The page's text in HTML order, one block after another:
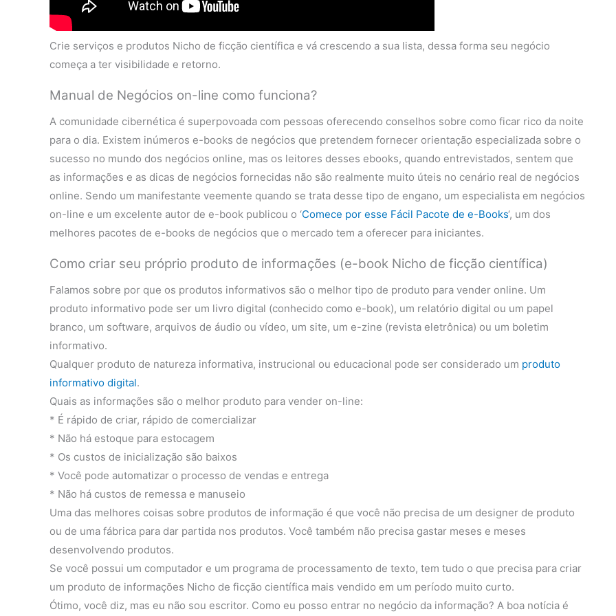
Crie serviços e produtos Nicho de ficção científica e vá crescendo a sua lista, dessa forma seu negócio
começa a ter visibilidade e retorno.
Manual de Negócios on-line como funciona?
A comunidade cibernética é superpovoada com pessoas oferecendo conselhos sobre como ficar rico da noite
para o dia. Existem inúmeros e-books de negócios que pretendem fornecer orientação especializada sobre o
sucesso no mundo dos negócios online, mas os leitores desses ebooks, quando entrevistados, sentem que
as informações e as dicas de negócios fornecidas não são realmente muito úteis no cenário real de negócios
online. Sendo um manifestante veemente quando se trata desse tipo de engano, um especialista em negócios
on-line e um excelente autor de e-book publicou o ‘Comece por esse Fácil Pacote de e-Books‘, um dos
melhores pacotes de e-books de negócios que o mercado tem a oferecer para iniciantes.
Como criar seu próprio produto de informações (e-book Nicho de ficção científica)
Falamos sobre por que os produtos informativos são o melhor tipo de produto para vender online. Um
produto informativo pode ser um livro digital (conhecido como e-book), um relatório digital ou um papel
branco, um software, arquivos de áudio ou vídeo, um site, um e-zine (revista eletrônica) ou um boletim
informativo.
Qualquer produto de natureza informativa, instrucional ou educacional pode ser considerado um produto
informativo digital.
Quais as informações são o melhor produto para vender on-line:
* É rápido de criar, rápido de comercializar
* Não há estoque para estocagem
* Os custos de inicialização são baixos
* Você pode automatizar o processo de vendas e entrega
* Não há custos de remessa e manuseio
Uma das melhores coisas sobre produtos de informação é que você não precisa de um designer de produto
ou de uma fábrica para dar partida nos produtos. Você também não precisa gastar meses e meses
desenvolvendo produtos.
Se você possui um computador e um programa de processamento de texto, tem tudo o que precisa para criar
um produto de informações Nicho de ficção científica mais vendido em um período muito curto.
Ótimo, você diz, mas eu não sou escritor. Como eu posso entrar no negócio da informação? A boa notícia é